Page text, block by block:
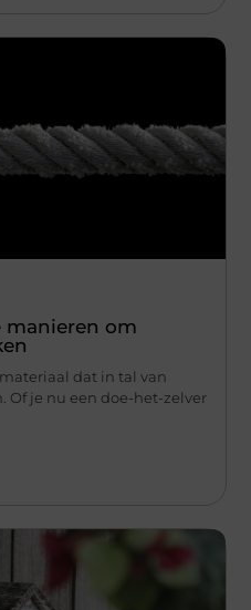
manieren om
dat in tal van
Of je nu een doe-het-zelver